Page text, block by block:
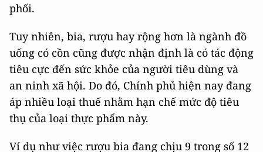
phối.
Tuy nhiên, bia, rượu hay rộng hơn là ngành đồ
uống có cồn cũng được nhận định là có tác động
tiêu cực đến sức khỏe của người tiêu dùng và
an ninh xã hội. Do đó, Chính phủ hiện nay đang
áp nhiều loại thuế nhằm hạn chế mức độ tiêu
thụ của loại thực phẩm này.
Ví dụ như việc rượu bia đang chịu 9 trong số 12